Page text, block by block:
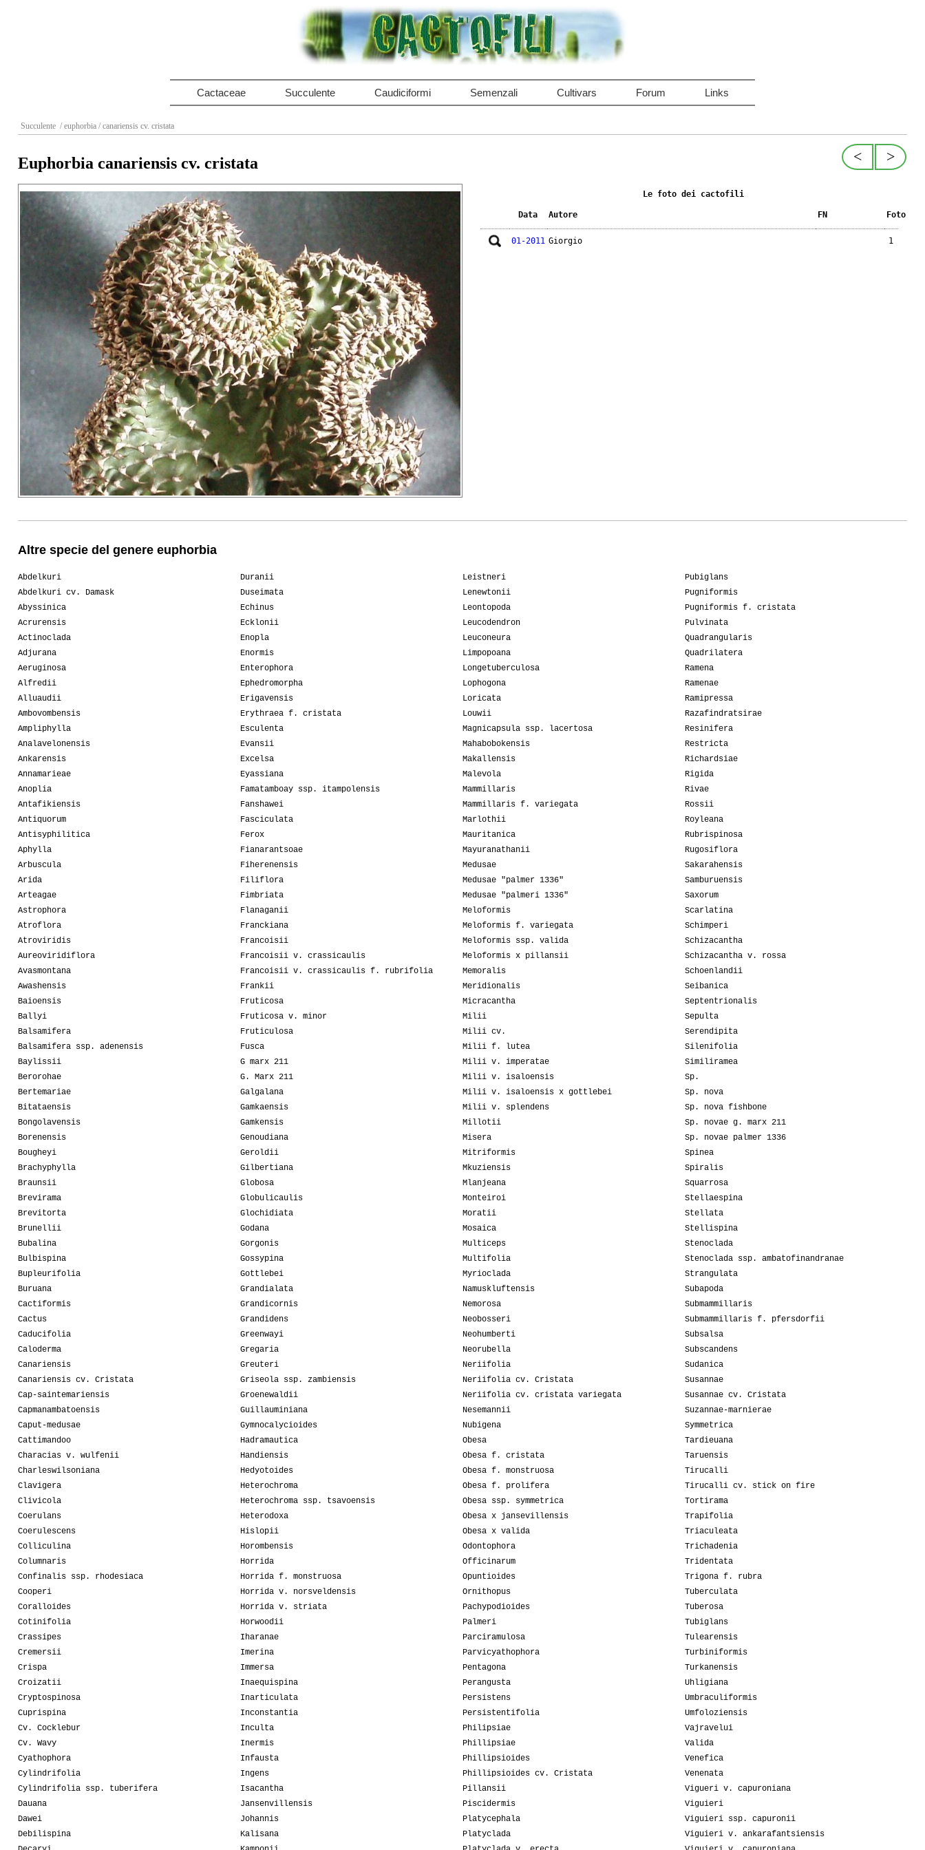
Cactaceae Succulente Caudiciformi Semenzali Cultivars Forum Links
Succulente / euphorbia / canariensis cv. cristata
>
<
Euphorbia canariensis cv. cristata
Le foto dei cactofili
Data Autore FN Foto
01-2011 Giorgio 1
Altre specie del genere euphorbia
Abdelkuri
Abdelkuri cv. Damask
Abyssinica
Acrurensis
Actinoclada
Adjurana
Aeruginosa
Alfredii
Alluaudii
Ambovombensis
Ampliphylla
Analavelonensis
Ankarensis
Annamarieae
Anoplia
Antafikiensis
Antiquorum
Antisyphilitica
Aphylla
Arbuscula
Arida
Arteagae
Astrophora
Atroflora
Atroviridis
Aureoviridiflora
Avasmontana
Awashensis
Baioensis
Ballyi
Balsamifera
Balsamifera ssp. adenensis
Baylissii
Berorohae
Bertemariae
Bitataensis
Bongolavensis
Borenensis
Bougheyi
Brachyphylla
Braunsii
Brevirama
Brevitorta
Brunellii
Bubalina
Bulbispina
Bupleurifolia
Buruana
Cactiformis
Cactus
Caducifolia
Caloderma
Canariensis
Canariensis cv. Cristata
Cap-saintemariensis
Capmanambatoensis
Caput-medusae
Cattimandoo
Characias v. wulfenii
Charleswilsoniana
Clavigera
Clivicola
Coerulans
Coerulescens
Colliculina
Columnaris
Confinalis ssp. rhodesiaca
Cooperi
Coralloides
Cotinifolia
Crassipes
Cremersii
Crispa
Croizatii
Cryptospinosa
Cuprispina
Cv. Cocklebur
Cv. Wavy
Cyathophora
Cylindrifolia
Cylindrifolia ssp. tuberifera
Dauana
Dawei
Debilispina
Duranii
Duseimata
Echinus
Ecklonii
Enopla
Enormis
Enterophora
Ephedromorpha
Erigavensis
Erythraea f. cristata
Esculenta
Evansii
Excelsa
Eyassiana
Famatamboay ssp. itampolensis
Fanshawei
Fasciculata
Ferox
Fianarantsoae
Fiherenensis
Filiflora
Fimbriata
Flanaganii
Franckiana
Francoisii
Francoisii v. crassicaulis
Francoisii v. crassicaulis f. rubrifolia
Frankii
Fruticosa
Fruticosa v. minor
Fruticulosa
Fusca
G marx 211
G. Marx 211
Galgalana
Gamkaensis
Gamkensis
Genoudiana
Geroldii
Gilbertiana
Globosa
Globulicaulis
Glochidiata
Godana
Gorgonis
Gossypina
Gottlebei
Grandialata
Grandicornis
Grandidens
Greenwayi
Gregaria
Greuteri
Griseola ssp. zambiensis
Groenewaldii
Guillauminiana
Gymnocalycioides
Hadramautica
Handiensis
Hedyotoides
Heterochroma
Heterochroma ssp. tsavoensis
Heterodoxa
Hislopii
Horombensis
Horrida
Horrida f. monstruosa
Horrida v. norsveldensis
Horrida v. striata
Horwoodii
Iharanae
Imerina
Immersa
Inaequispina
Inarticulata
Inconstantia
Inculta
Inermis
Infausta
Ingens
Isacantha
Jansenvillensis
Johannis
Kalisana
Leistneri
Lenewtonii
Leontopoda
Leucodendron
Leuconeura
Limpopoana
Longetuberculosa
Lophogona
Loricata
Louwii
Magnicapsula ssp. lacertosa
Mahabobokensis
Makallensis
Malevola
Mammillaris
Mammillaris f. variegata
Marlothii
Mauritanica
Mayuranathanii
Medusae
Medusae "palmer 1336"
Medusae "palmeri 1336"
Meloformis
Meloformis f. variegata
Meloformis ssp. valida
Meloformis x pillansii
Memoralis
Meridionalis
Micracantha
Milii
Milii cv.
Milii f. lutea
Milii v. imperatae
Milii v. isaloensis
Milii v. isaloensis x gottlebei
Milii v. splendens
Millotii
Misera
Mitriformis
Mkuziensis
Mlanjeana
Monteiroi
Moratii
Mosaica
Multiceps
Multifolia
Myrioclada
Namuskluftensis
Nemorosa
Neobosseri
Neohumberti
Neorubella
Neriifolia
Neriifolia cv. Cristata
Neriifolia cv. cristata variegata
Nesemannii
Nubigena
Obesa
Obesa f. cristata
Obesa f. monstruosa
Obesa f. prolifera
Obesa ssp. symmetrica
Obesa x jansevillensis
Obesa x valida
Odontophora
Officinarum
Opuntioides
Ornithopus
Pachypodioides
Palmeri
Parciramulosa
Parvicyathophora
Pentagona
Perangusta
Persistens
Persistentifolia
Philipsiae
Phillipsiae
Phillipsioides
Phillipsioides cv. Cristata
Pillansii
Piscidermis
Platycephala
Platyclada
Pubiglans
Pugniformis
Pugniformis f. cristata
Pulvinata
Quadrangularis
Quadrilatera
Ramena
Ramenae
Ramipressa
Razafindratsirae
Resinifera
Restricta
Richardsiae
Rigida
Rivae
Rossii
Royleana
Rubrispinosa
Rugosiflora
Sakarahensis
Samburuensis
Saxorum
Scarlatina
Schimperi
Schizacantha
Schizacantha v. rossa
Schoenlandii
Seibanica
Septentrionalis
Sepulta
Serendipita
Silenifolia
Similiramea
Sp.
Sp. nova
Sp. nova fishbone
Sp. novae g. marx 211
Sp. novae palmer 1336
Spinea
Spiralis
Squarrosa
Stellaespina
Stellata
Stellispina
Stenoclada
Stenoclada ssp. ambatofinandranae
Strangulata
Subapoda
Submammillaris
Submammillaris f. pfersdorfii
Subsalsa
Subscandens
Sudanica
Susannae
Susannae cv. Cristata
Suzannae-marnierae
Symmetrica
Tardieuana
Taruensis
Tirucalli
Tirucalli cv. stick on fire
Tortirama
Trapifolia
Triaculeata
Trichadenia
Tridentata
Trigona f. rubra
Tuberculata
Tuberosa
Tubiglans
Tulearensis
Turbiniformis
Turkanensis
Uhligiana
Umbraculiformis
Umfoloziensis
Vajravelui
Valida
Venefica
Venenata
Vigueri v. capuroniana
Viguieri
Viguieri ssp. capuronii
Viguieri v. ankarafantsiensis